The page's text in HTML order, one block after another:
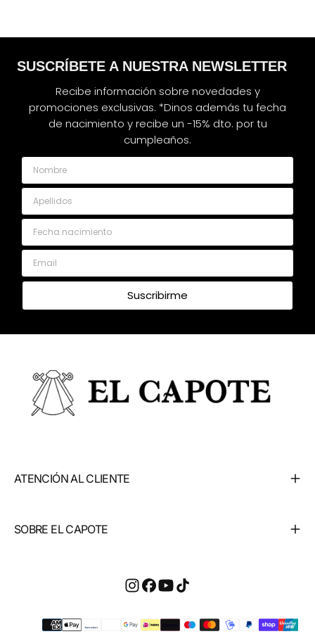
SUSCRÍBETE A NUESTRA NEWSLETTER
Recibe información sobre novedades y
promociones exclusivas. *Dinos además tu fecha
de nacimiento y recibe un -15% dto. por tu
cumpleaños.
Nombre
Apellidos
Fecha nacimiento
Email
Suscribirme
ATENCIÓN AL CLIENTE
SOBRE EL CAPOTE
Métodos